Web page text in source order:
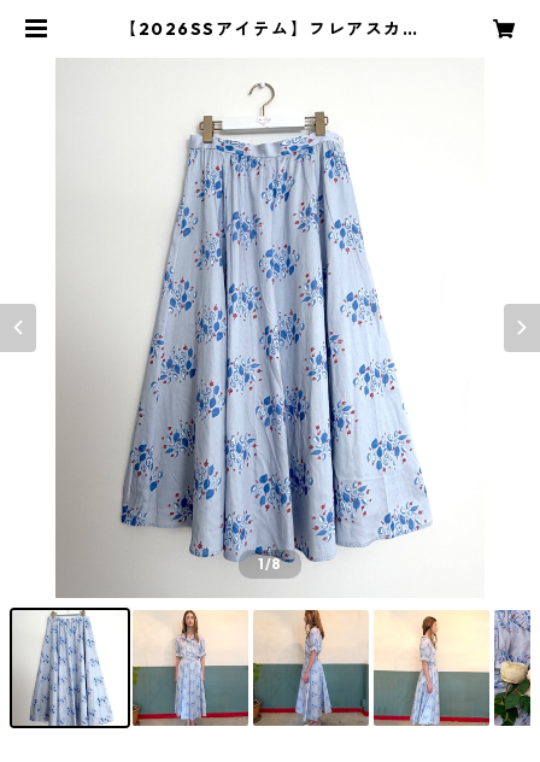
【2026SSアイテム】フレアスカー
1/8